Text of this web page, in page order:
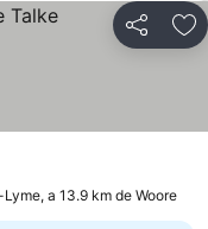
Partilhar
a 13.9 km de Woore